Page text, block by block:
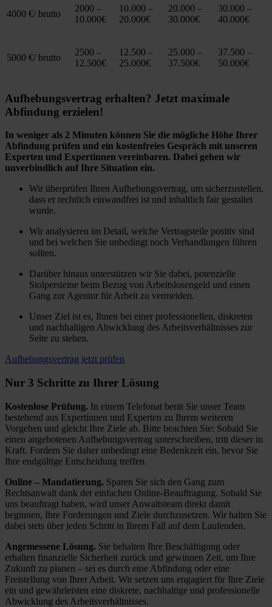
4000 €/ brutto
2000 –
10.000€
10.000 –
20.000€
20.000 –
30.000€
30.000 –
40.000€
5000 €/ brutto
2500 –
12.500€
12.500 –
25.000€
25.000 –
37.500€
37.500 –
50.000€
Aufhebungsvertrag erhalten? Jetzt maximale
Abfindung erzielen!
In weniger als 2 Minuten können Sie die mögliche Höhe Ihrer
Abfindung prüfen und ein kostenfreies Gespräch mit unseren
Experten und Expertinnen vereinbaren. Dabei gehen wir
unverbindlich auf Ihre Situation ein.
Wir überprüfen Ihren Aufhebungsvertrag, um sicherzustellen,
dass er rechtlich einwandfrei ist und inhaltlich fair gestaltet
wurde.
Wir analysieren im Detail, welche Vertragsteile positiv sind
und bei welchen Sie unbedingt noch Verhandlungen führen
sollten.
Darüber hinaus unterstützen wir Sie dabei, potenzielle
Stolpersteine beim Bezug von Arbeitslosengeld und einen
Gang zur Agentur für Arbeit zu vermeiden.
Unser Ziel ist es, Ihnen bei einer professionellen, diskreten
und nachhaltigen Abwicklung des Arbeitsverhältnisses zur
Seite zu stehen.
Aufhebungsvertrag jetzt prüfen
Nur 3 Schritte zu Ihrer Lösung
Kostenlose Prüfung. In einem Telefonat berät Sie unser Team
bestehend aus Expertinnen und Experten zu Ihrem weiteren
Vorgehen und gleicht Ihre Ziele ab. Bitte beachten Sie: Sobald Sie
einen angebotenen Aufhebungsvertrag unterschreiben, tritt dieser in
Kraft. Fordern Sie daher unbedingt eine Bedenkzeit ein, bevor Sie
Ihre endgültige Entscheidung treffen.
Online – Mandatierung. Sparen Sie sich den Gang zum
Rechtsanwalt dank der einfachen Online-Beauftragung. Sobald Sie
uns beauftragt haben, wird unser Anwaltsteam direkt damit
beginnen, Ihre Forderungen und Ziele durchzusetzen. Wir halten Sie
dabei stets über jeden Schritt in Ihrem Fall auf dem Laufenden.
Angemessene Lösung. Sie behalten Ihre Beschäftigung oder
erhalten finanzielle Sicherheit zurück und gewinnen Zeit, um Ihre
Zukunft zu planen – sei es durch eine Abfindung oder eine
Freistellung von Ihrer Arbeit. Wir setzen uns engagiert für Ihre Ziele
ein und gewährleisten eine diskrete, nachhaltige und professionelle
Abwicklung des Arbeitsverhältnisses.